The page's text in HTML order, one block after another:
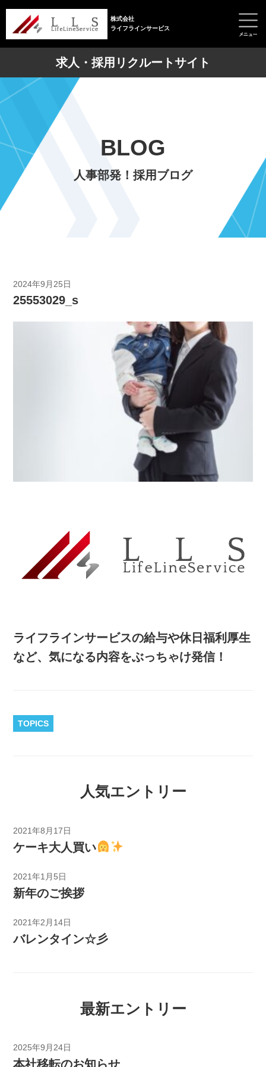
株式会社
ライフラインサービス
求人・採用リクルートサイト
BLOG
人事部発！採用ブログ
2024年9月25日
25553029_s
ライフラインサービスの給与や休日福利厚生
など、気になる内容をぶっちゃけ発信！
TOPICS
人気エントリー
2021年8月17日
ケーキ大人買い
2021年1月5日
新年のご挨拶
2021年2月14日
バレンタイン☆彡
最新エントリー
2025年9月24日
本社移転のお知らせ